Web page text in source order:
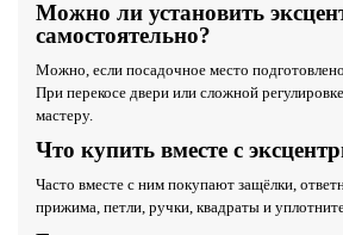
Можно ли установить
самостоятельно?
Можно, если посадочное место
При перекосе двери или сложной
мастеру.
Что купить вместе с
Часто вместе с ним покупают защёлки,
прижима, петли, ручки, квадраты и